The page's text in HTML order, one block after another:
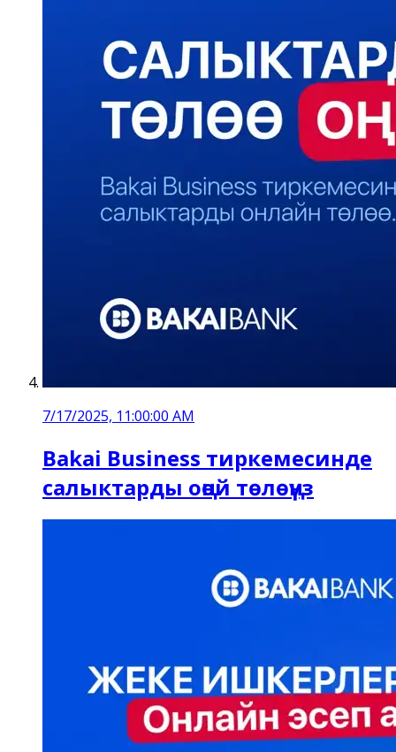
7/17/2025, 11:00:00 AM
Bakai Business тиркемесинде
салыктарды оңой төлөңүз